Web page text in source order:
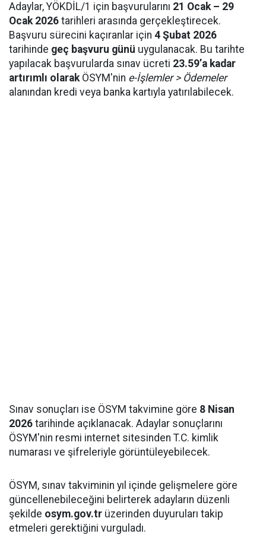
Adaylar, YÖKDİL/1 için başvurularını 21 Ocak – 29
Ocak 2026 tarihleri arasında gerçekleştirecek.
Başvuru sürecini kaçıranlar için 4 Şubat 2026
tarihinde geç başvuru günü uygulanacak. Bu tarihte
yapılacak başvurularda sınav ücreti 23.59’a kadar
artırımlı olarakÖSYM'nin e-İşlemler > Ödemeler
alanından kredi veya banka kartıyla yatırılabilecek.
Sınav sonuçları ise ÖSYM takvimine göre 8 Nisan
2026 tarihinde açıklanacak. Adaylar sonuçlarını
ÖSYM'nin resmi internet sitesinden T.C. kimlik
numarası ve şifreleriyle görüntüleyebilecek.
ÖSYM, sınav takviminin yıl içinde gelişmelere göre
güncellenebileceğini belirterek adayların düzenli
şekilde osym.gov.tr üzerinden duyuruları takip
etmeleri gerektiğini vurguladı.